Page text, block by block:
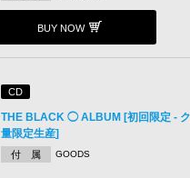
BUY NOW
CD
THE BLACK ◯ ALBUM [初回限定 -
量限定生産]
付 属 GOODS